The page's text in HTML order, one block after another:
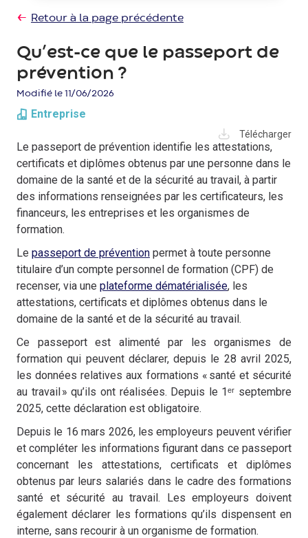
Retour à la page précédente
Qu’est-ce que le passeport de
prévention ?
Modifié le 11/06/2026
Entreprise
Télécharger
Le passeport de prévention identifie les attestations,
certificats et diplômes obtenus par une personne dans le
domaine de la santé et de la sécurité au travail, à partir
des informations renseignées par les certificateurs, les
financeurs, les entreprises et les organismes de
formation.
Le passeport de prévention permet à toute personne
titulaire d’un compte personnel de formation (CPF) de
recenser, via une plateforme dématérialisée, les
attestations, certificats et diplômes obtenus dans le
domaine de la santé et de la sécurité au travail.
Ce passeport est alimenté par les organismes de
formation qui peuvent déclarer, depuis le 28 avril 2025,
les données relatives aux formations « santé et sécurité
au travail » qu’ils ont réalisées. Depuis le 1ᵉʳ septembre
2025, cette déclaration est obligatoire.
Depuis le 16 mars 2026, les employeurs peuvent vérifier
et compléter les informations figurant dans ce passeport
concernant les attestations, certificats et diplômes
obtenus par leurs salariés dans le cadre des formations
santé et sécurité au travail. Les employeurs doivent
également déclarer les formations qu’ils dispensent en
interne, sans recourir à un organisme de formation.